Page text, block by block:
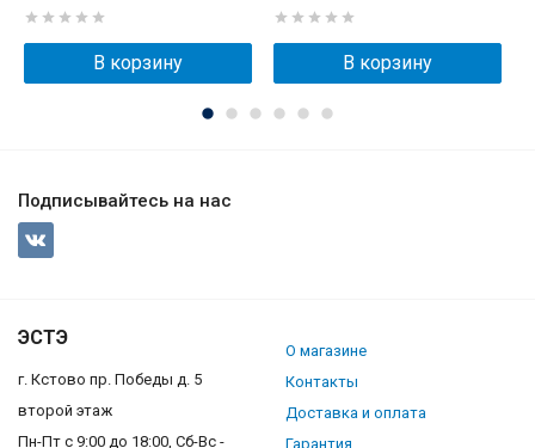
В корзину В корзину
Подписывайтесь на нас
ЭСТЭ
г. Кстово пр. Победы д. 5
второй этаж
Пн-Пт с 9:00 до 18:00, Сб-Вс -
О магазине
Контакты
Доставка и оплата
Гарантия